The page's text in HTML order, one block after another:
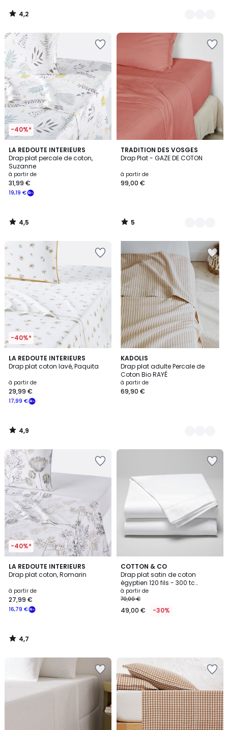
4,2
/
-40%*
LA REDOUTE INTERIEURS
Drap plat percale de coton,
Suzanne
à partir de
19,19 €
31,99 €
4,5
/ 5
4,5
/
TRADITION DES VOSGES
Drap Plat - GAZE DE COTON
à partir de
99,00 €
5
/
4
Couleurs
5
/
-40%*
LA REDOUTE INTERIEURS
Drap plat coton lavé, Paquita
à partir de
17,99 €
29,99 €
4,9
/ 5
4,9
/
KADOLIS
Drap plat adulte Percale de
Coton Bio RAYÉ
à partir de
69,90 €
6
Couleurs
-40%*
LA REDOUTE INTERIEURS
Drap plat coton, Romarin
à partir de
16,79 €
27,99 €
4,7
/ 5
4,7
/
COTTON & CO
Drap plat satin de coton
égyptien 120 fils - 300 tc
LONDON
à partir de
70,00 €
49,00 € -30%